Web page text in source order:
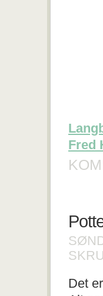
Fred
Det